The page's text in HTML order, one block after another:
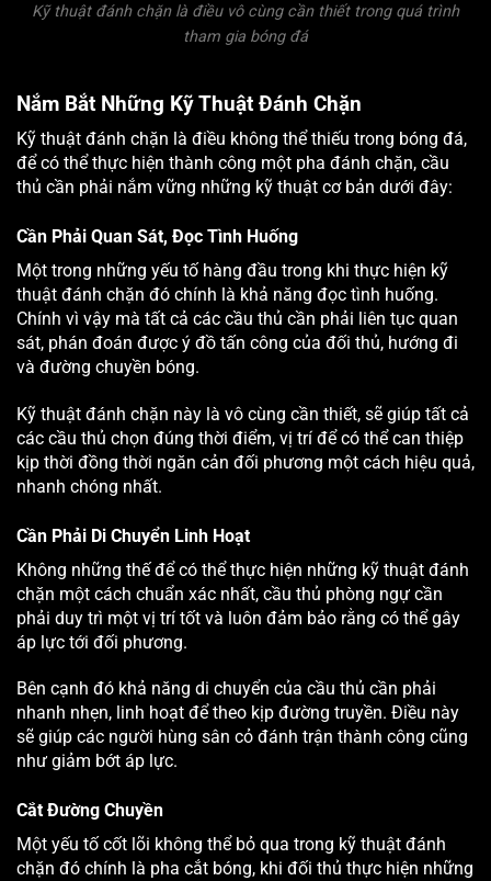
Kỹ thuật đánh chặn là điều vô cùng cần thiết trong quá trình
tham gia bóng đá
Nắm Bắt Những Kỹ Thuật Đánh Chặn
Kỹ thuật đánh chặn là điều không thể thiếu trong bóng đá,
để có thể thực hiện thành công một pha đánh chặn, cầu
thủ cần phải nắm vững những kỹ thuật cơ bản dưới đây:
Cần Phải Quan Sát, Đọc Tình Huống
Một trong những yếu tố hàng đầu trong khi thực hiện kỹ
thuật đánh chặn đó chính là khả năng đọc tình huống.
Chính vì vậy mà tất cả các cầu thủ cần phải liên tục quan
sát, phán đoán được ý đồ tấn công của đối thủ, hướng đi
và đường chuyền bóng.
Kỹ thuật đánh chặn này là vô cùng cần thiết, sẽ giúp tất cả
các cầu thủ chọn đúng thời điểm, vị trí để có thể can thiệp
kịp thời đồng thời ngăn cản đối phương một cách hiệu quả,
nhanh chóng nhất.
Cần Phải Di Chuyển Linh Hoạt
Không những thế để có thể thực hiện những kỹ thuật đánh
chặn một cách chuẩn xác nhất, cầu thủ phòng ngự cần
phải duy trì một vị trí tốt và luôn đảm bảo rằng có thể gây
áp lực tới đối phương.
Bên cạnh đó khả năng di chuyển của cầu thủ cần phải
nhanh nhẹn, linh hoạt để theo kịp đường truyền. Điều này
sẽ giúp các người hùng sân cỏ đánh trận thành công cũng
như giảm bớt áp lực.
Cắt Đường Chuyền
Một yếu tố cốt lõi không thể bỏ qua trong kỹ thuật đánh
chặn đó chính là pha cắt bóng, khi đối thủ thực hiện những